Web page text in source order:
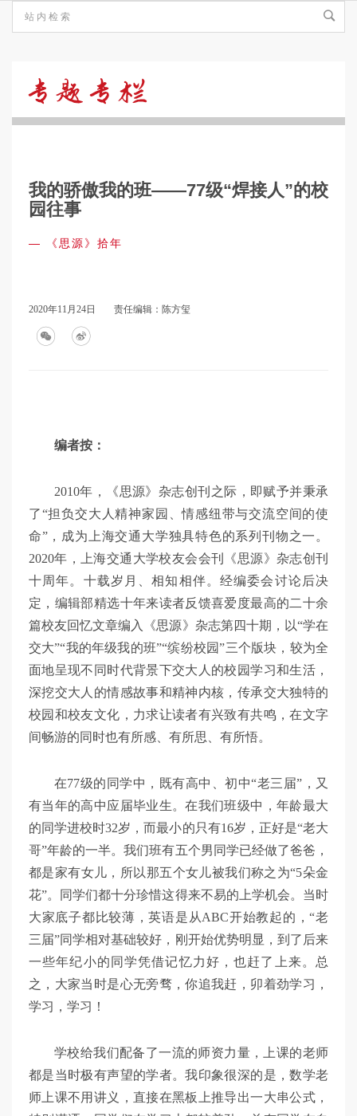
拾
我的骄傲我的班——77级“焊接人”的校
园往事
— 《思源》拾年
2020年11月24日 责任编辑：陈方玺
编者按：
2010年，《思源》杂志创刊之际，即赋予并秉承
了“担负交大人精神家园、情感纽带与交流空间的使
命”，成为上海交通大学独具特色的系列刊物之一。
2020年，上海交通大学校友会会刊《思源》杂志创刊
十周年。十载岁月、相知相伴。经编委会讨论后决
定，编辑部精选十年来读者反馈喜爱度最高的二十余
篇校友回忆文章编入《思源》杂志第四十期，以“学在
交大”“我的年级我的班”“缤纷校园”三个版块，较为全
面地呈现不同时代背景下交大人的校园学习和生活，
深挖交大人的情感故事和精神内核，传承交大独特的
校园和校友文化，力求让读者有兴致有共鸣，在文字
间畅游的同时也有所感、有所思、有所悟。
在77级的同学中，既有高中、初中“老三届”，又
有当年的高中应届毕业生。在我们班级中，年龄最大
的同学进校时32岁，而最小的只有16岁，正好是“老大
哥”年龄的一半。我们班有五个男同学已经做了爸爸，
都是家有女儿，所以那五个女儿被我们称之为“5朵金
花”。同学们都十分珍惜这得来不易的上学机会。当时
大家底子都比较薄，英语是从ABC开始教起的，“老
三届”同学相对基础较好，刚开始优势明显，到了后来
一些年纪小的同学凭借记忆力好，也赶了上来。总
之，大家当时是心无旁骛，你追我赶，卯着劲学习，
学习，学习！
学校给我们配备了一流的师资力量，上课的老师
都是当时极有声望的学者。我印象很深的是，数学老
师上课不用讲义，直接在黑板上推导出一大串公式，